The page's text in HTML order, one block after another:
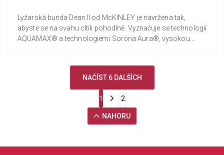
Lyžarská bunda Dean II od McKINLEY je navržena tak,
abyste se na svahu cítili pohodlně. Vyznačuje se technologií
AQUAMAX® a technologiemi Sorona Aura®, vysokou
NAČÍST 6 DALŠÍCH
1 2
NAHORU